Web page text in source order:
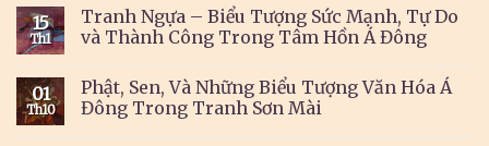
15
Th1
Tranh Ngựa – Biểu Tượng Sức Mạnh, Tự Do
và Thành Công Trong Tâm Hồn Á Đông
01
Th10
Phật, Sen, Và Những Biểu Tượng Văn Hóa Á
Đông Trong Tranh Sơn Mài